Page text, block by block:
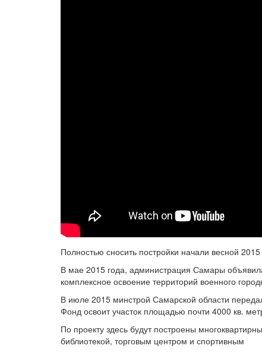
Полностью сносить постройки начали весной 2015
В мае 2015 года, администрация Самары
комплексное освоение территорий военного
В июле 2015 минстрой Самарской области
Фонд освоит участок площадью почти 4000 кв.
По проекту здесь будут построены
библиотекой, торговым центром и спортивным